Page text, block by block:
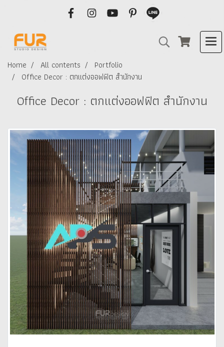
Home All contents
Portfolio
Office Decor : ตกแต่งออฟฟิต สำนักงาน
Office Decor : ตกแต่งออฟฟิต สำนักงาน